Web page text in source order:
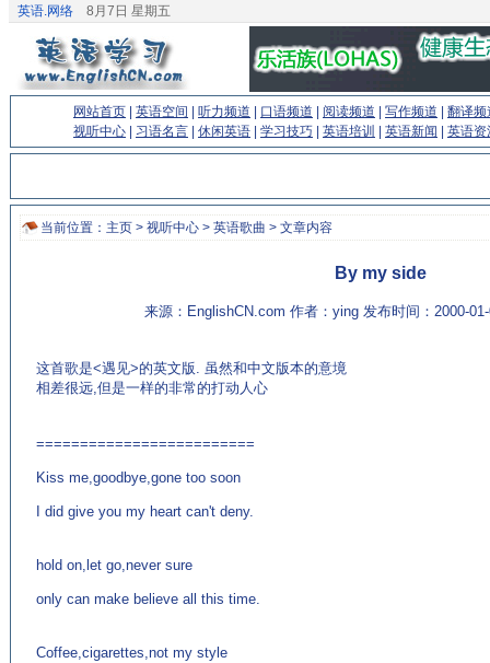
英语.网络 8月7日 星期五
网站首页 英语空间 听力频道 口语频道 阅读频道 写作频道
翻译频
视听中心
习语名言 休闲英语 学习技巧 英语培训 英语新闻 英语资
当前位置： 主页 > 视听中心 > 英语歌曲 > 文章内容
By my side
来源：EnglishCN.com 作者：ying 发布时间：2000-
这首歌是<遇见>的英文版. 虽然和中文版本的意境
相差很远,但是一样的非常的打动人心
=========================
Kiss me,goodbye,gone too soon
I did give you my heart can't deny.
hold on,let go,never sure
only can make believe all this time.
Coffee,cigarettes,not my style